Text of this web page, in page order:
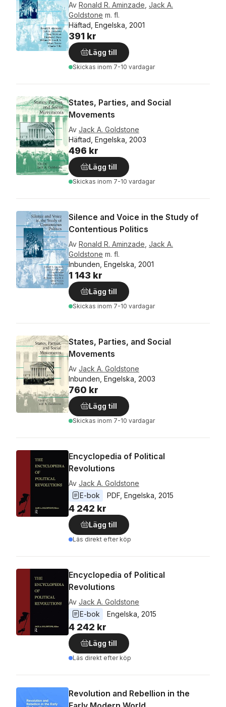
Av Ronald R. Aminzade Jack A.
Goldstone m. fl.
Häftad, Engelska, 2001
391 kr
Lägg till
Skickas inom 7-10 vardagar
States, Parties, and Social
Movements
Av Jack A. Goldstone
Häftad, Engelska, 2003
496 kr
Lägg till
Skickas inom 7-10 vardagar
Silence and Voice in the Study of
Contentious Politics
Av Ronald R. Aminzade Jack A.
Goldstone m. fl.
Inbunden, Engelska, 2001
1 143 kr
Lägg till
Skickas inom 7-10 vardagar
States, Parties, and Social
Movements
Av Jack A. Goldstone
Inbunden, Engelska, 2003
760 kr
Lägg till
Skickas inom 7-10 vardagar
Encyclopedia of Political
Revolutions
Av Jack A. Goldstone
E-bok
PDF Engelska 2015
4 242 kr
Lägg till
Läs direkt efter köp
Encyclopedia of Political
Revolutions
Av Jack A. Goldstone
E-bok
Engelska 2015
4 242 kr
Lägg till
Läs direkt efter köp
Revolution and Rebellion in the